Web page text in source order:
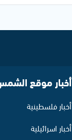
أخبار موقع
أخبار فلسطينية
أخبار اسرائيلية